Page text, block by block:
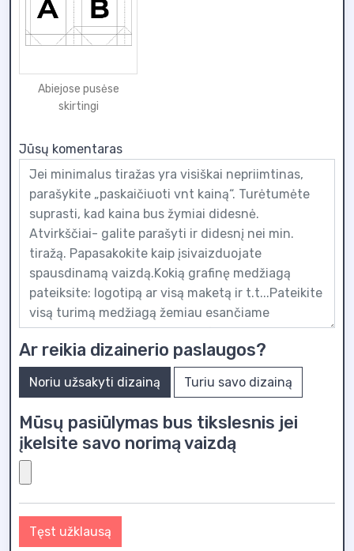
Abiejose pusėse
skirtingi
Jūsų komentaras
Ar reikia dizainerio paslaugos?
Noriu užsakyti dizainą Turiu savo dizainą
Mūsų pasiūlymas bus tikslesnis jei
įkelsite savo norimą vaizdą
Tęst užklausą